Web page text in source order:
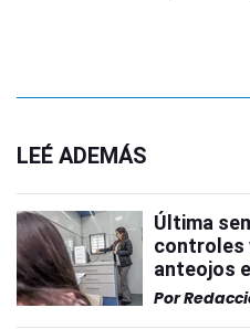
LEÉ ADEMÁS
Última
controles
anteojos
Por